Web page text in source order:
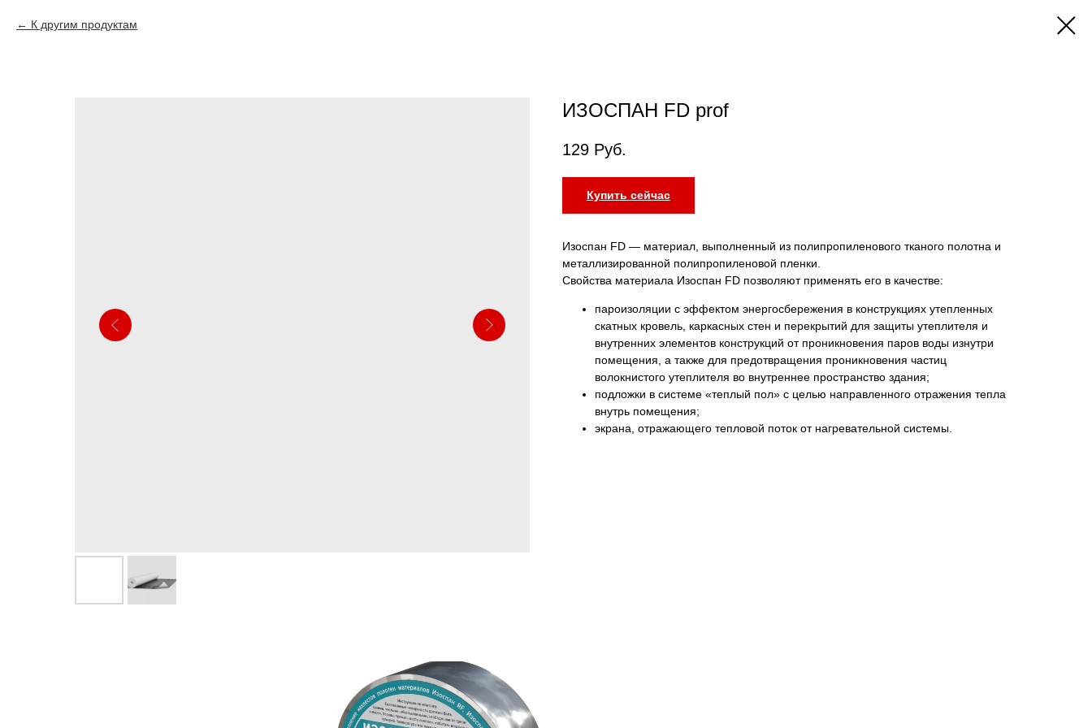
К другим продуктам
ИЗОСПАН FD prof
129 Руб.
Купить сейчас
Изоспан FD — материал, выполненный из полипропиленового тканого полотна и
металлизированной полипропиленовой пленки.
Свойства материала Изоспан FD позволяют применять его в качестве:
пароизоляции с эффектом энергосбережения в конструкциях утепленных
скатных кровель, каркасных стен и перекрытий для защиты утеплителя и
внутренних элементов конструкций от проникновения паров воды изнутри
помещения, а также для предотвращения проникновения частиц
волокнистого утеплителя во внутреннее пространство здания;
подложки в системе «теплый пол» с целью направленного отражения тепла
внутрь помещения;
экрана, отражающего тепловой поток от нагревательной системы.